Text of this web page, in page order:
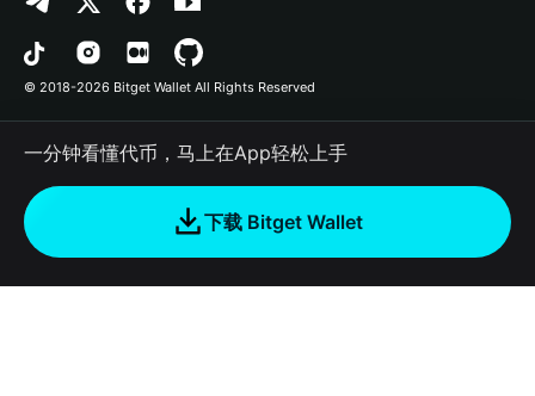
品牌资源
工作机会
预测市场
DApp
RWA
如何购买加密货币
合约检测
批量转账
Avalanche
Bitcoin
Polygon
隐私协议
用户使用协议
© 2018-2026 Bitget Wallet All Rights Reserved
一分钟看懂代币，马上在App轻松上手
下载 Bitget Wallet